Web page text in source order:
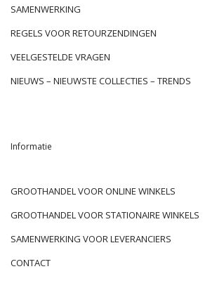
SAMENWERKING
REGELS VOOR RETOURZENDINGEN
VEELGESTELDE VRAGEN
NIEUWS – NIEUWSTE COLLECTIES – TRENDS
Informatie
GROOTHANDEL VOOR ONLINE WINKELS
GROOTHANDEL VOOR STATIONAIRE WINKELS
SAMENWERKING VOOR LEVERANCIERS
CONTACT